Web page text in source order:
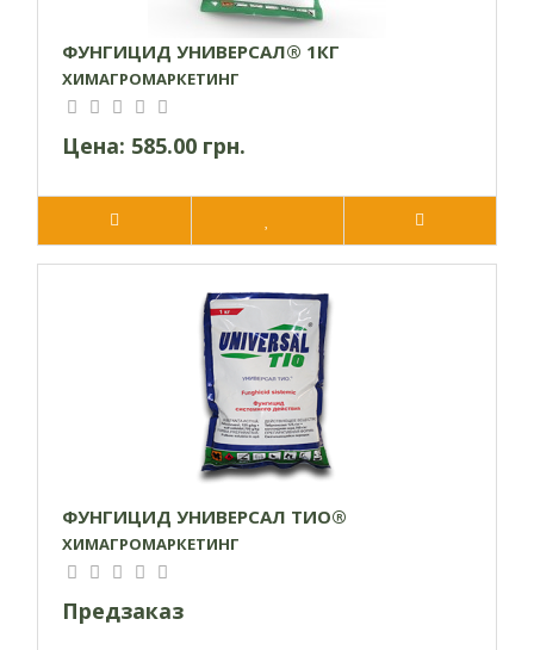
ФУНГИЦИД УНИВЕРСАЛ® 1КГ
ХИМАГРОМАРКЕТИНГ
Цена: 585.00 грн.
ФУНГИЦИД УНИВЕРСАЛ ТИО®
ХИМАГРОМАРКЕТИНГ
Предзаказ